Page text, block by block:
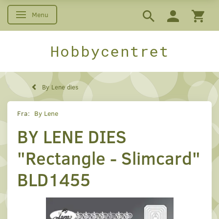
Skifte navigation
Menu
Hobbycentret
By Lene dies
Fra: By Lene
BY LENE DIES
"Rectangle - Slimcard"
BLD1455